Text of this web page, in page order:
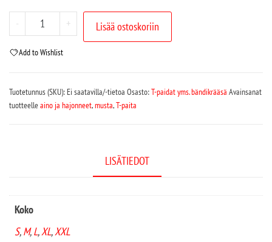
- + Lisää ostoskoriin
Add to Wishlist
Tuotetunnus (SKU): Ei saatavilla/-tietoa Osasto:T-paidat yms. bändikrääsä Avainsanat
tuotteelleaino ja hajonneet,musta,T-paita
LISÄTIEDOT
Koko
S,M,L,XL,XXL